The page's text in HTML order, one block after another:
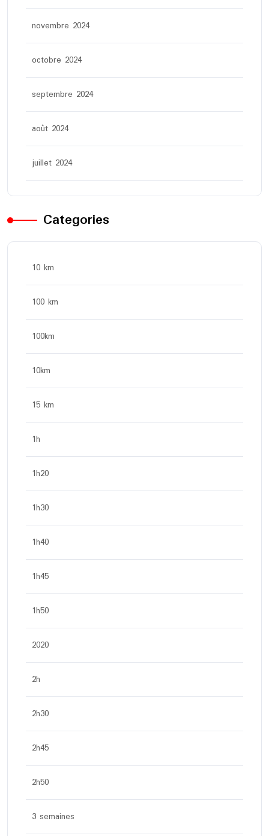
novembre 2024
octobre 2024
septembre 2024
août 2024
juillet 2024
Categories
10 km
100 km
100km
10km
15 km
1h
1h20
1h30
1h40
1h45
1h50
2020
2h
2h30
2h45
2h50
3 semaines